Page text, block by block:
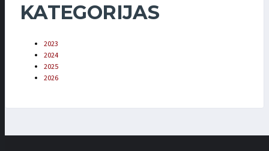
KATEGORIJAS
2023
2024
2025
2026